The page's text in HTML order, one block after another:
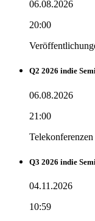
06.08.2026
20:00
Q2 2026 indie
06.08.2026
21:00
Q3 2026 indie
04.11.2026
10:59